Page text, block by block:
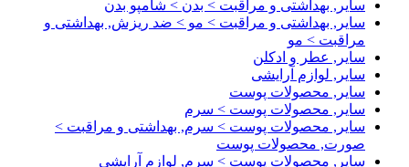
سایر, بهداشتی و مراقبت > بدن > شامپو بدن
سایر, بهداشتی و مراقبت > مو > ضد ریزش, بهداشتی و
مراقبت > مو
سایر, عطر و ادکلن
سایر, لوازم آرایشی
سایر, محصولات پوست
سایر, محصولات پوست > سرم
سایر, محصولات پوست > سرم, بهداشتی و مراقبت >
صورت, محصولات پوست
سایر, محصولات پوست > سرم, لوازم آرایشی